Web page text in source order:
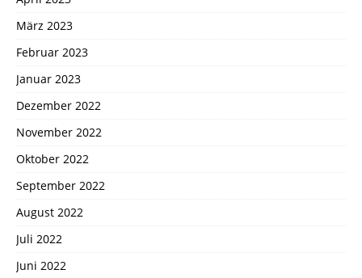
März 2023
Februar 2023
Januar 2023
Dezember 2022
November 2022
Oktober 2022
September 2022
August 2022
Juli 2022
Juni 2022